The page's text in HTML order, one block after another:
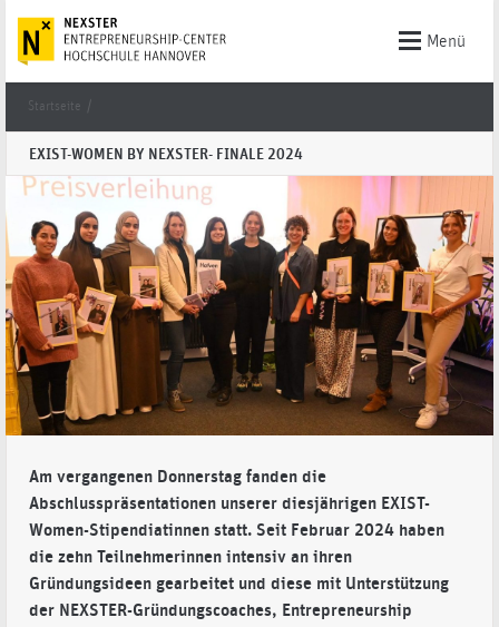
Menü
Startseite /
EXIST-WOMEN BY NEXSTER- FINALE 2024
Am vergangenen Donnerstag fanden die
Abschlusspräsentationen unserer diesjährigen EXIST-
Women-Stipendiatinnen statt. Seit Februar 2024 haben
die zehn Teilnehmerinnen intensiv an ihren
Gründungsideen gearbeitet und diese mit Unterstützung
der NEXSTER-Gründungscoaches, Entrepreneurship